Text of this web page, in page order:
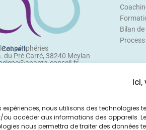
Ici,
expériences, nous utilisons des technologies
ou accéder aux informations des appareils.
nous permettra de traiter des données
et périphéries
du Pré Carré, 38240 Meylan
conseil.fr
Bilan